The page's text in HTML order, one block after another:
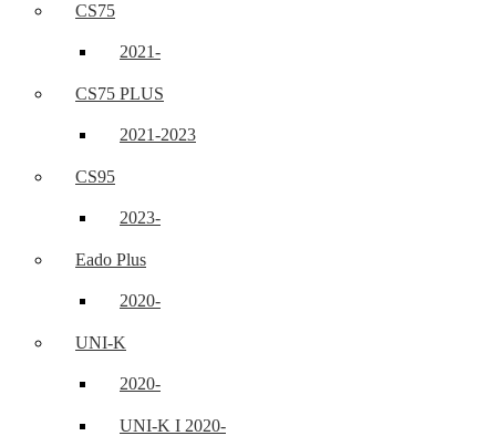
CS75
2021-
CS75 PLUS
2021-2023
CS95
2023-
Eado Plus
2020-
UNI-K
2020-
UNI-K I 2020-